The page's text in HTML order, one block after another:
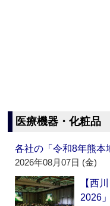
医療機器・化粧品
各社の「令和8年熊本
2026年08月07日 (金)
【西
2026